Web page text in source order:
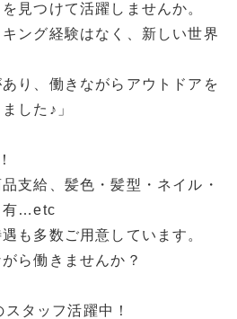
見つけて活躍しませんか。
キング経験はなく、新しい世界
あり、働きながらアウトドアを
した♪」
支給、髪色・髪型・ネイル・
有…etc
も多数ご用意しています。
ら働きませんか？
タッフ活躍中！